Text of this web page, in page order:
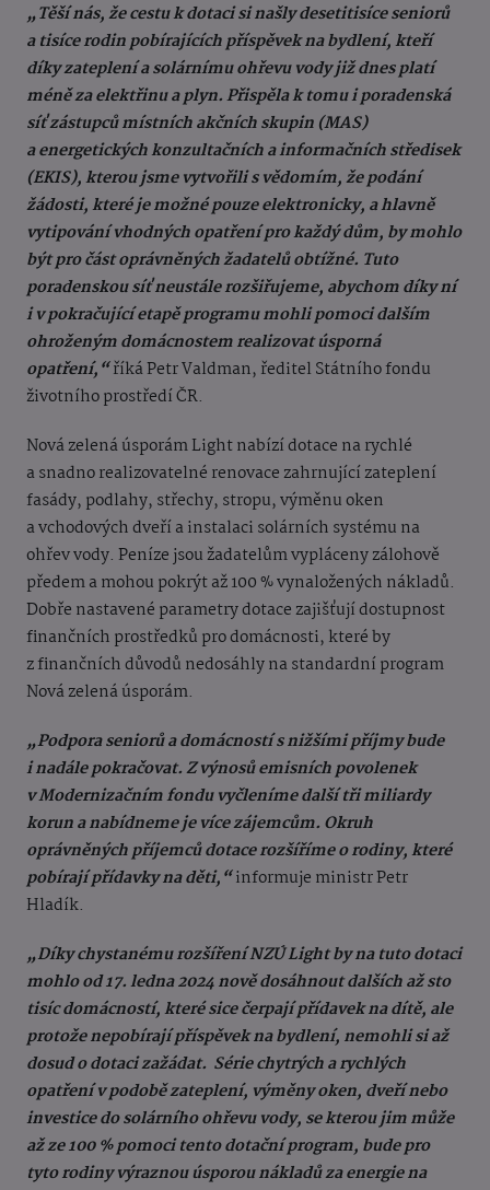
„Těší nás, že cestu k dotaci si našly desetitisíce seniorů
a tisíce rodin pobírajících příspěvek na bydlení, kteří
díky zateplení a solárnímu ohřevu vody již dnes platí
méně za elektřinu a plyn. Přispěla k tomu i poradenská
síť zástupců místních akčních skupin (MAS)
a energetických konzultačních a informačních středisek
(EKIS), kterou jsme vytvořili s vědomím, že podání
žádosti, které je možné pouze elektronicky, a hlavně
vytipování vhodných opatření pro každý dům, by mohlo
být pro část oprávněných žadatelů obtížné. Tuto
poradenskou síť neustále rozšiřujeme, abychom díky ní
i v pokračující etapě programu mohli pomoci dalším
ohroženým domácnostem realizovat úsporná
opatření,“říká Petr Valdman, ředitel Státního fondu
životního prostředí ČR.
Nová zelená úsporám Light nabízí dotace na rychlé
a snadno realizovatelné renovace zahrnující zateplení
fasády, podlahy, střechy, stropu, výměnu oken
a vchodových dveří a instalaci solárních systému na
ohřev vody. Peníze jsou žadatelům vypláceny zálohově
předem a mohou pokrýt až 100 % vynaložených nákladů.
Dobře nastavené parametry dotace zajišťují dostupnost
finančních prostředků pro domácnosti, které by
z finančních důvodů nedosáhly na standardní program
Nová zelená úsporám.
„Podpora seniorů a domácností s nižšími příjmy bude
i nadále pokračovat. Z výnosů emisních povolenek
v Modernizačním fondu vyčleníme další tři miliardy
korun a nabídneme je více zájemcům. Okruh
oprávněných příjemců dotace rozšíříme o rodiny, které
pobírají přídavky na děti,“informuje ministr Petr
Hladík.
„Díky chystanému rozšíření NZÚ Light by na tuto dotaci
mohlo od 17. ledna 2024 nově dosáhnout dalších až sto
tisíc domácností, které sice čerpají přídavek na dítě, ale
protože nepobírají příspěvek na bydlení, nemohli si až
dosud o dotaci zažádat. Série chytrých a rychlých
opatření v podobě zateplení, výměny oken, dveří nebo
investice do solárního ohřevu vody, se kterou jim může
až ze 100 % pomoci tento dotační program, bude pro
tyto rodiny výraznou úsporou nákladů za energie na